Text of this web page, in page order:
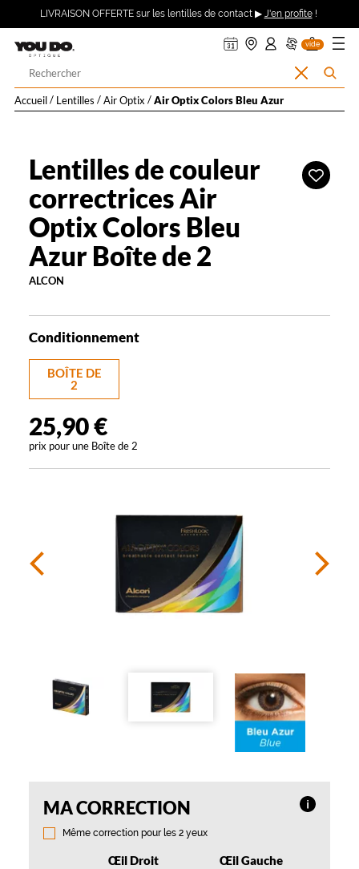
LIVRAISON OFFERTE sur les lentilles de contact ▶ J'en profite!
Opticien
LYNX
et
YOU
DO
Votre
recherche
Effacer
la
Rechercher
vide
le
menu
Accueil Lentilles Air Optix Air Optix Colors Bleu Azur
Ajouter
à
Lentilles de couleur
correctrices Air
Optix Colors Bleu
Azur Boîte de 2
ALCON
Conditionnement
BOÎTE DE
2
25,90 €
prix pour une Boîte de 2
Précédent
MA CORRECTION
Plus
Même correction pour les 2 yeux
Œil Droit
champ
obligatoire)
champ
obligatoire)
champ
obligatoire)
champ
obligatoire)
Œil Gauche
champ
obligatoire)
champ
obligatoire)
champ
obligatoire)
champ
obligatoire)
détaillée
Retour
l’accueil